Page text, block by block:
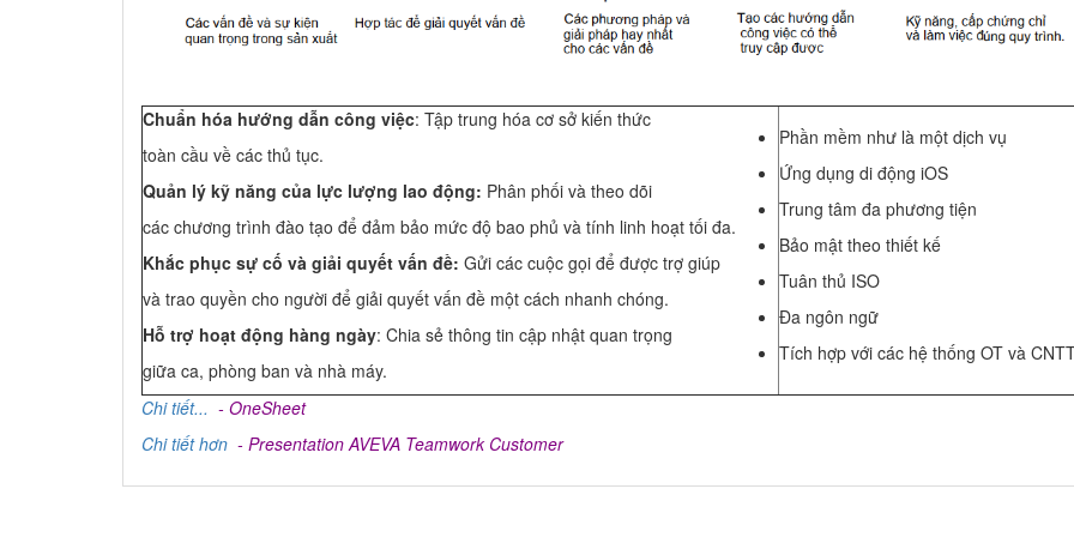
Chuẩn hóa hướng dẫn công việc: Tập trung hóa cơ sở kiến thức
toàn cầu về các thủ tục.
Quản lý kỹ năng của lực lượng lao động: Phân phối và theo dõi
các chương trình đào tạo để đảm bảo mức độ bao phủ và tính linh hoạt tối đa.
Khắc phục sự cố và giải quyết vấn đề: Gửi các cuộc gọi để được trợ giúp
và trao quyền cho người để giải quyết vấn đề một cách nhanh chóng.
Hỗ trợ hoạt động hàng ngày: Chia sẻ thông tin cập nhật quan trọng
giữa ca, phòng ban và nhà máy.
Phần mềm như là một dịch vụ
Ứng dụng di động iOS
Trung tâm đa phương tiện
Bảo mật theo thiết kế
Tuân thủ ISO
Đa ngôn ngữ
Tích hợp với các hệ thống OT và
Chi tiết... - OneSheet
Chi tiết hơn - Presentation AVEVA Teamwork Customer